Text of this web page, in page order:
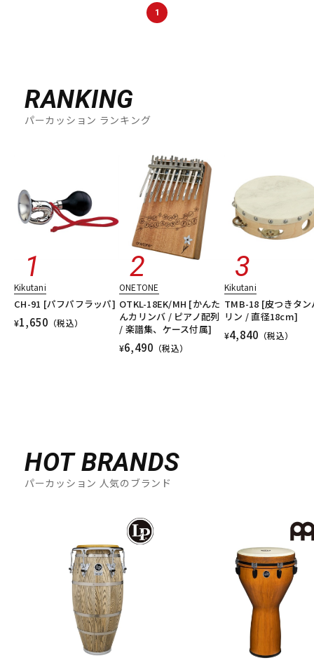
1
RANKING
パーカッション ランキング
Kikutani
CH-91 [パフパフラッパ]
¥1,650 （税込）
ONETONE
OTKL-18EK/MH [かんた
んカリンバ / ピアノ配列
/ 楽譜集、ケース付属]
¥6,490 （税込）
Kikutani
TMB-18 [皮つきタン
リン / 直径18cm]
¥4,840 （税込）
HOT BRANDS
パーカッション 人気のブランド